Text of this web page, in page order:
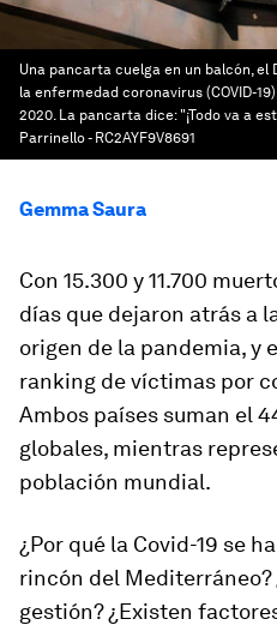
Una pancarta cuelga en un balcón, el
la enfermedad coronavirus (COVID-
2020. La pancarta dice: "¡Todo va a
Parrinello - RC2AYF9V8691
Gemma Saura
Con 15.300 y 11.700
días que dejaron atrás a
origen de la pandemia, y
ranking de víctimas por
Ambos países suman el
globales, mientras
población mundial.
¿Por qué la Covid-19 se
rincón del Mediterráneo?
gestión? ¿Existen